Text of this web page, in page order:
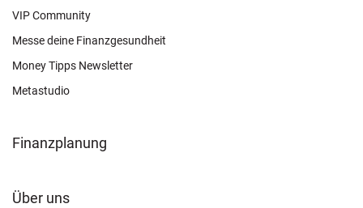
VIP Community
Messe deine Finanzgesundheit
Money Tipps Newsletter
Metastudio
Finanzplanung
FOOTER
Über uns